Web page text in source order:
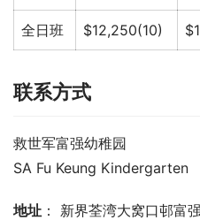
全日班 $12,250(10)
联系方式
救世军富强幼稚园
SA Fu Keung Kindergarten
地址 ： 新界荃湾大窝口邨富